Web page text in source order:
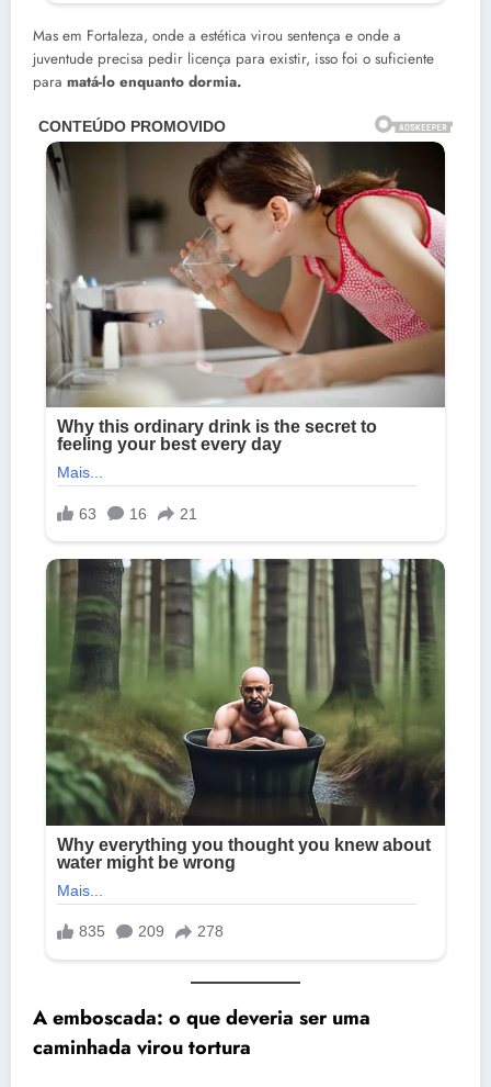
Mas em Fortaleza, onde a estética virou sentença e onde a
juventude precisa pedir licença para existir, isso foi o suficiente
para matá-lo enquanto dormia.
A emboscada: o que deveria ser uma
caminhada virou tortura